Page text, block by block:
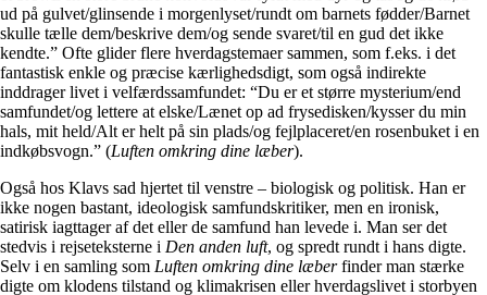
ud på gulvet/glinsende i morgenlyset/rundt om barnets fødder/Barnet
skulle tælle dem/beskrive dem/og sende svaret/til en gud det ikke
kendte.” Ofte glider flere hverdagstemaer sammen, som f.eks. i det
fantastisk enkle og præcise kærlighedsdigt, som også indirekte
inddrager livet i velfærdssamfundet: “Du er et større mysterium/end
samfundet/og lettere at elske/Lænet op ad frysedisken/kysser du min
hals, mit held/Alt er helt på sin plads/og fejlplaceret/en rosenbuket i en
indkøbsvogn.” (Luften omkring dine læber).
Også hos Klavs sad hjertet til venstre – biologisk og politisk. Han er
ikke nogen bastant, ideologisk samfundskritiker, men en ironisk,
satirisk iagttager af det eller de samfund han levede i. Man ser det
stedvis i rejseteksterne i Den anden luft, og spredt rundt i hans digte.
Selv i en samling som Luften omkring dine læberfinder man stærke
digte om klodens tilstand og klimakrisen eller hverdagslivet i storbyen